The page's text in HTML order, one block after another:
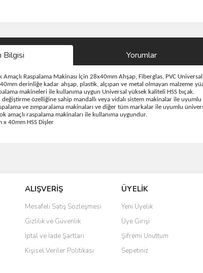
Bilgisi Yorumlar
Raspalama Makinası İçin 28x40mm Ahşap, Fiberglas, PVC Universal
derinliğe kadar ahşap, plastik, alçıpan ve metal olmayan malzeme
makineleri ile kullanıma uygun Universal yüksek kaliteli HSS bıçak.
değiştirme özelliğine sahip mandallı veya vidalı sistem makinalar ile
ve zımparalama makinaları ve diğer tüm markalar ile uyumlu
amaçlı raspalama makinaları ile kullanıma uygundur.
x 40mm HSS Dişler
bozuk veya görüntülenemiyor.
eksik bilgiler bulunuyor.
hatalar bulunuyor.
sitelerden daha pahalı.
farklı alternatifler olmalı.
ALIŞVERİŞ
Mesafeli Satış Sözleşmesi
Gizlilik ve Güvenlik
İptal ve İade Şartları
Kişisel Veriler Politikası
ÜYELİK
Yeni Üyelik
Üye Girişi
Şifremi Unuttum
Sepetiniz